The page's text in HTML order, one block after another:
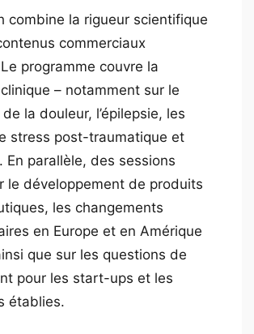
combine la rigueur scientifique
commerciaux
programme couvre la
– notamment sur le
la douleur, l’épilepsie, les
stress post-traumatique et
En parallèle, des sessions
le développement de produits
les changements
en Europe et en Amérique
que sur les questions de
pour les start-ups et les
établies.